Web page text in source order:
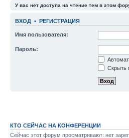
У вас нет доступа на чтение тем в этом
ВХОД • РЕГИСТРАЦИЯ
Имя пользователя:
Пароль:
Скрыть
КТО СЕЙЧАС НА КОНФЕРЕНЦИИ
Сейчас этот форум просматривают: нет